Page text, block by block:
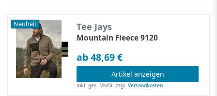
Neuheit Tee Jays
Mountain Fleece 9120
ab 48,69 €
Artikel anzeigen
inkl. ges. MwSt. zzgl.Versandkosten